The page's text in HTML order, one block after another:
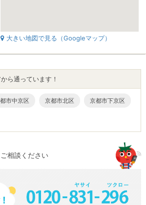
大きい地図で見る（Googleマップ）
ら通っています！
市中京区 京都市北区 京都市下京区
相談ください